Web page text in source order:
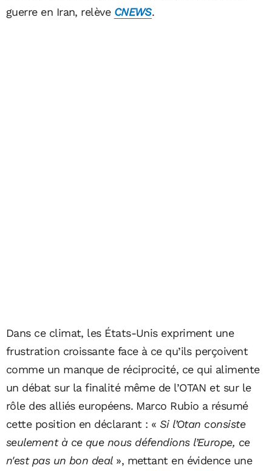
guerre en Iran, relève CNEWS.
Dans ce climat, les États-Unis expriment une
frustration croissante face à ce qu’ils perçoivent
comme un manque de réciprocité, ce qui alimente
un débat sur la finalité même de l’OTAN et sur le
rôle des alliés européens. Marco Rubio a résumé
cette position en déclarant : « Si l’Otan consiste
seulement à ce que nous défendions l’Europe, ce
n'est pas un bon deal», mettant en évidence une